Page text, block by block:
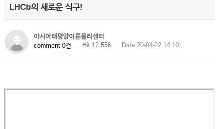
LHCb의 새로운 식구!
아시아태평양이론물리센터
comment 0건
Hit 12,556 Date 20-04-22 14:10